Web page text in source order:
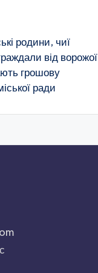
родини, чиї
від ворожої
грошову
ради